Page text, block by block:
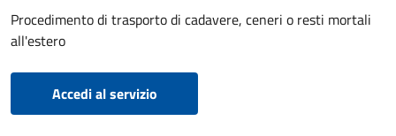
Procedimento di trasporto di cadavere, ceneri o resti mortali
all'estero
Accedi al servizio